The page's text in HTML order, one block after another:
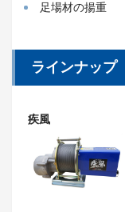
足場材の揚重
ラインナップ
疾風